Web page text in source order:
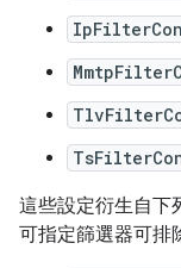
這些設定衍生自下
可指定篩選器可排